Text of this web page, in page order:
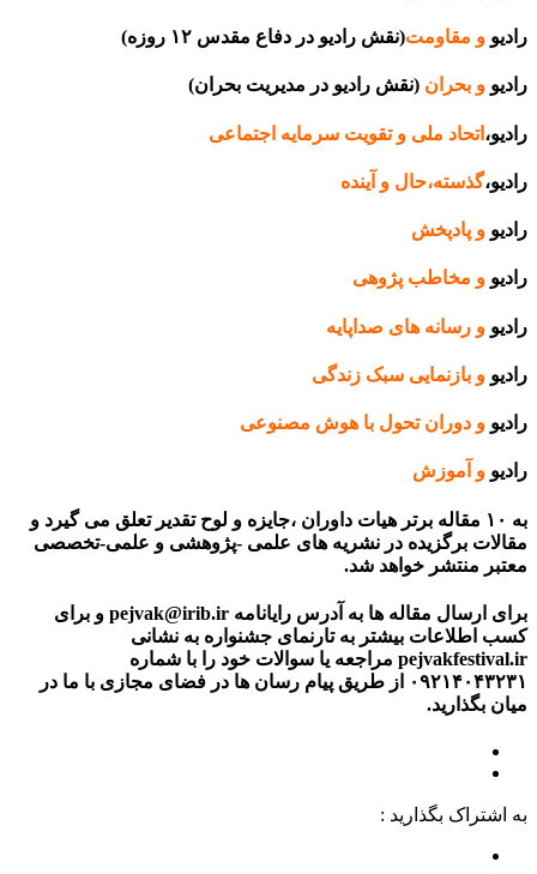
رادیو و مقاومت(نقش رادیو در دفاع مقدس ۱۲ روزه)
رادیو و بحران (نقش رادیو در مدیریت بحران)
رادیو، اتحاد ملی و تقویت سرمایه اجتماعی
رادیو،گذسته،حال و آینده
رادیو و پادپخش
رادیو و مخاطب پژوهی
رادیو و رسانه های صداپایه
رادیو و بازنمایی سبک زندگی
رادیو و دوران تحول با هوش مصنوعی
رادیو و آموزش
به ۱۰ مقاله برتر هیات داوران ،جایزه و لوح تقدیر تعلق می گیرد و
مقالات برگزیده در نشریه های علمی -پژوهشی و علمی-تخصصی
معتبر منتشر خواهد شد.
برای ارسال مقاله ها به آدرس رایانامه pejvak@irib.ir و برای
کسب اطلاعات بیشتر به تارنمای جشنواره به نشانی
pejvakfestival.ir مراجعه یا سوالات خود را با شماره
۰۹۲۱۴۰۴۳۲۳۱ از طریق پیام رسان ها در فضای مجازی با ما در
میان بگذارید.
به اشتراک بگذارید :